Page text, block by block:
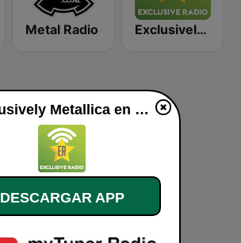
Metal Radio Exclusively Deep Purple
Exclusively Metallica en vivo
DESCARGAR APP